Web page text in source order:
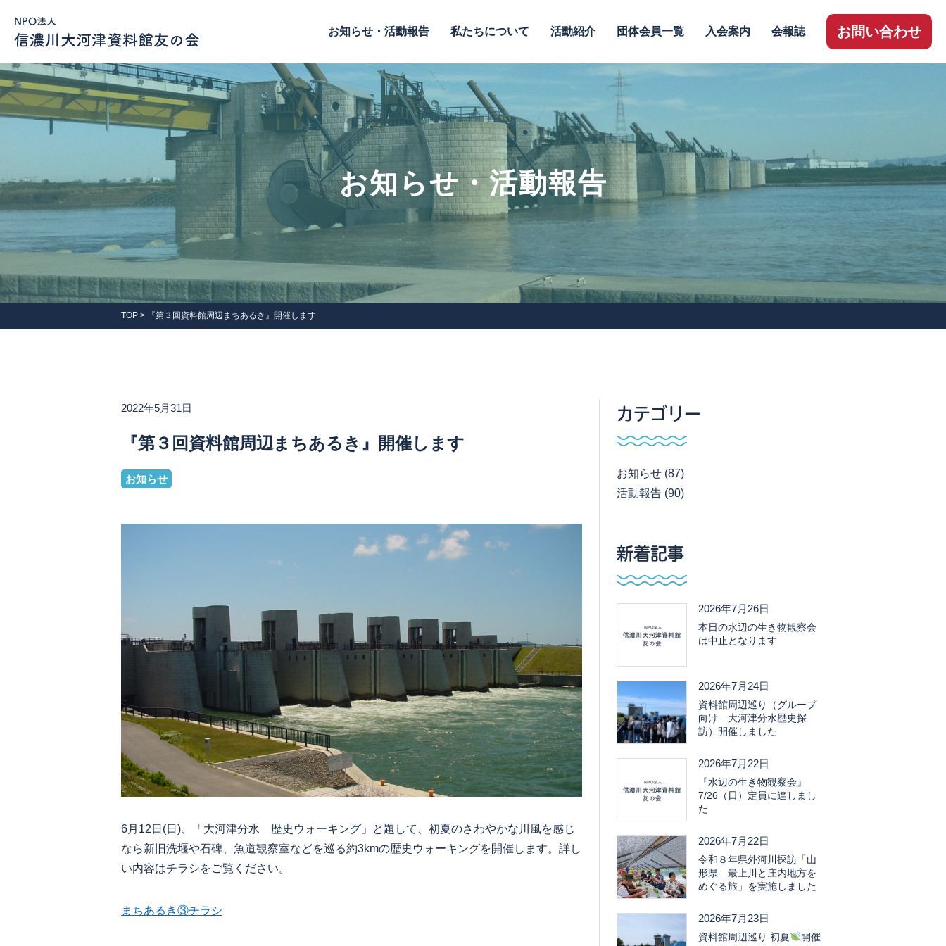
お知らせ・活動報告 私たちについて 活動紹介 団体会員一覧 入会案内 会報誌 お問い合わせ
お知らせ・活動報告
TOP > 『第３回資料館周辺まちあるき』開催します
2022年5月31日
『第３回資料館周辺まちあるき』開催します
お知らせ
6月12日(日)、「大河津分水 歴史ウォーキング」と題して、初夏のさわやかな川風を感じ
なら新旧洗堰や石碑、魚道観察室などを巡る約3kmの歴史ウォーキングを開催します。詳し
い内容はチラシをご覧ください。
まちあるき③チラシ
カテゴリー
お知らせ (87)
活動報告 (90)
新着記事
2026年7月26日
本日の水辺の生き物観察会
は中止となります
2026年7月24日
資料館周辺巡り（グループ
向け 大河津分水歴史探
訪）開催しました
2026年7月22日
『水辺の生き物観察会』
7/26（日）定員に達しまし
た
2026年7月22日
令和８年県外河川探訪「山
形県 最上川と庄内地方を
めぐる旅」を実施しました
2026年7月23日
資料館周辺巡り 初夏
開催